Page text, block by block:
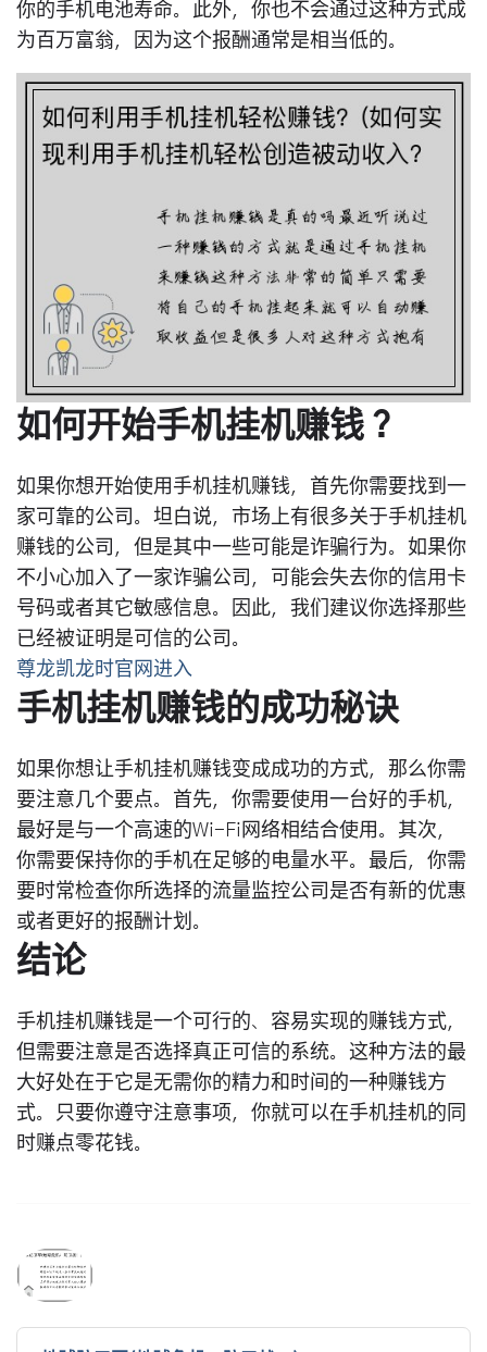
你的手机电池寿命。此外，你也不会通过这种方式成
为百万富翁，因为这个报酬通常是相当低的。
如何开始手机挂机赚钱？
如果你想开始使用手机挂机赚钱，首先你需要找到一
家可靠的公司。坦白说，市场上有很多关于手机挂机
赚钱的公司，但是其中一些可能是诈骗行为。如果你
不小心加入了一家诈骗公司，可能会失去你的信用卡
号码或者其它敏感信息。因此，我们建议你选择那些
已经被证明是可信的公司。
尊龙凯龙时官网进入
手机挂机赚钱的成功秘诀
如果你想让手机挂机赚钱变成成功的方式，那么你需
要注意几个要点。首先，你需要使用一台好的手机，
最好是与一个高速的Wi-Fi网络相结合使用。其次，
你需要保持你的手机在足够的电量水平。最后，你需
要时常检查你所选择的流量监控公司是否有新的优惠
或者更好的报酬计划。
结论
手机挂机赚钱是一个可行的、容易实现的赚钱方式，
但需要注意是否选择真正可信的系统。这种方法的最
大好处在于它是无需你的精力和时间的一种赚钱方
式。只要你遵守注意事项，你就可以在手机挂机的同
时赚点零花钱。